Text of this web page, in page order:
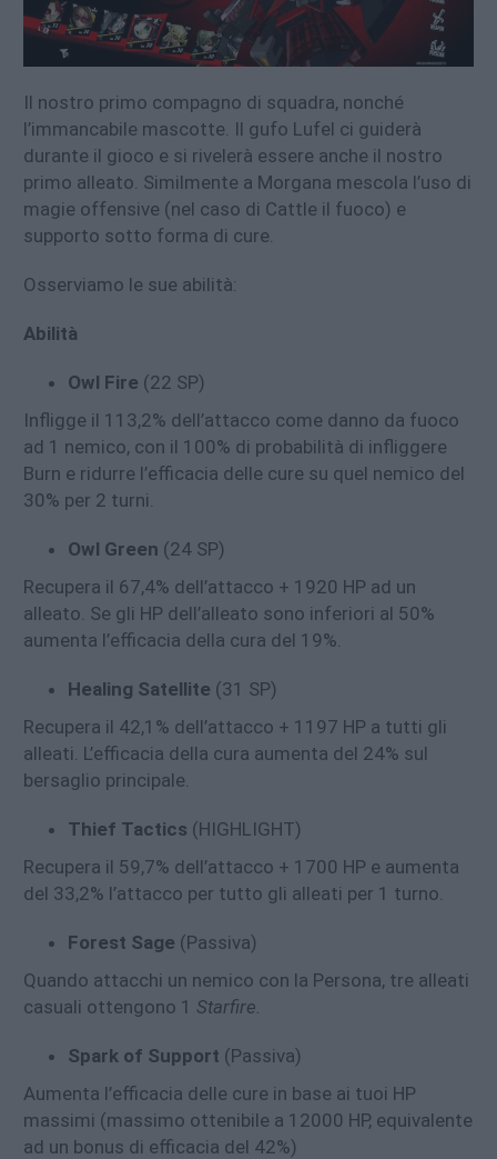
Il nostro primo compagno di squadra, nonché
l’immancabile mascotte. Il gufo Lufel ci guiderà
durante il gioco e si rivelerà essere anche il nostro
primo alleato. Similmente a Morgana mescola l’uso di
magie offensive (nel caso di Cattle il fuoco) e
supporto sotto forma di cure.
Osserviamo le sue abilità:
Abilità
Owl Fire (22 SP)
Infligge il 113,2% dell’attacco come danno da fuoco
ad 1 nemico, con il 100% di probabilità di infliggere
Burn e ridurre l’efficacia delle cure su quel nemico del
30% per 2 turni.
Owl Green (24 SP)
Recupera il 67,4% dell’attacco + 1920 HP ad un
alleato. Se gli HP dell’alleato sono inferiori al 50%
aumenta l’efficacia della cura del 19%.
Healing Satellite (31 SP)
Recupera il 42,1% dell’attacco + 1197 HP a tutti gli
alleati. L’efficacia della cura aumenta del 24% sul
bersaglio principale.
Thief Tactics (HIGHLIGHT)
Recupera il 59,7% dell’attacco + 1700 HP e aumenta
del 33,2% l’attacco per tutto gli alleati per 1 turno.
Forest Sage (Passiva)
Quando attacchi un nemico con la Persona, tre alleati
casuali ottengono 1 Starfire.
Spark of Support (Passiva)
Aumenta l’efficacia delle cure in base ai tuoi HP
massimi (massimo ottenibile a 12000 HP, equivalente
ad un bonus di efficacia del 42%)